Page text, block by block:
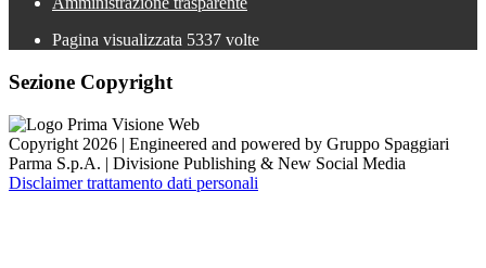
Pagina visualizzata 5337 volte
Sezione Copyright
Copyright 2026 | Engineered and powered by Gruppo Spaggiari
Parma S.p.A. | Divisione Publishing & New Social Media
Disclaimer trattamento dati personali